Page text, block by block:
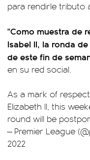
para rendirle tributo
"Como muestra de
Isabel II, la ronda
de este fin de
en su red social.
As a mark of
Elizabeth II, this
round will be
— Premier League
2022